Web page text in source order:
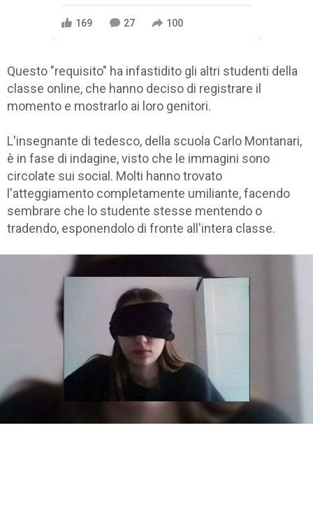
169 27 100
Questo "requisito" ha infastidito gli altri studenti della
classe online, che hanno deciso di registrare il
momento e mostrarlo ai loro genitori.
L'insegnante di tedesco, della scuola Carlo Montanari,
è in fase di indagine, visto che le immagini sono
circolate sui social. Molti hanno trovato
l'atteggiamento completamente umiliante, facendo
sembrare che lo studente stesse mentendo o
tradendo, esponendolo di fronte all'intera classe.